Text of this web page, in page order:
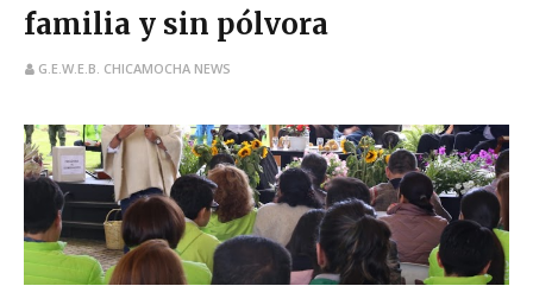
familia y sin pólvora
G.E.W.E.B. CHICAMOCHA NEWS